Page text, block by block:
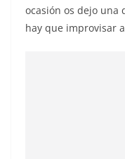
ocasión os dejo una
hay que improvisar